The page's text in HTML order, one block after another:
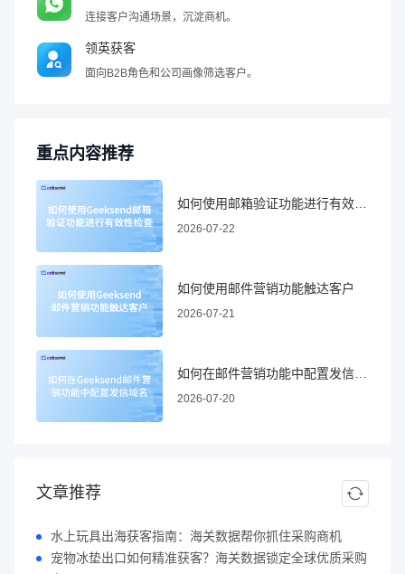
连接客户沟通场景，沉淀商机。
领英获客
面向B2B角色和公司画像筛选客户。
重点内容推荐
2026-07-22
如何使用邮件营销功能触达客户
2026-07-21
2026-07-20
文章推荐
水上玩具出海获客指南：海关数据帮你抓住采购商机
宠物冰垫出口如何精准获客？海关数据锁定全球优质采购